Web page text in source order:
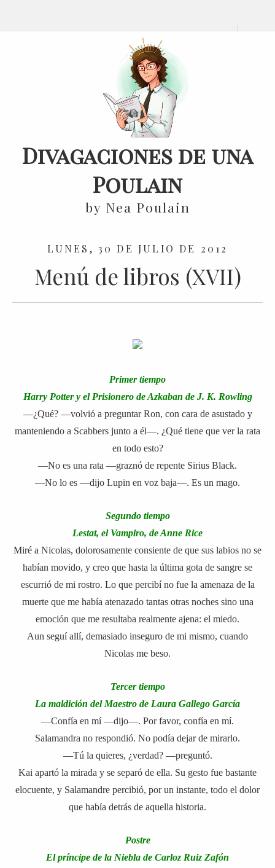
Divagaciones de una
Poulain
by Nea Poulain
LUNES, 30 DE JULIO DE 2012
Menú de libros (XVII)
Primer tiempo
Harry Potter y el Prisionero de Azkaban de J. K. Rowling
—¿Qué? —volvió a preguntar Ron, con cara de asustado y
manteniendo a Scabbers junto a él—. ¿Qué tiene que ver la rata
en todo esto?
—No es una rata —graznó de repente Sirius Black.
—No lo es —dijo Lupin en voz baja—. Es un mago.
Segundo tiempo
Lestat, el Vampiro, de Anne Rice
Miré a Nicolas, dolorosamente consiente de que sus labios no se
habían movido, y creo que hasta la última gota de sangre se
escurrió de mi rostro. Lo que percibí no fue la amenaza de la
muerte que me había atenazado tantas otras noches sino una
emoción que me resultaba realmente ajena: el miedo.
Aun seguí allí, demasiado inseguro de mi mismo, cuando
Nicolas me beso.
Tercer tiempo
La maldición del Maestro de Laura Gallego García
—Confía en mí —dijo—. Por favor, confía en mí.
Salamandra no respondió. No podía dejar de mirarlo.
—Tú la quieres, ¿verdad? —preguntó.
Kai apartó la mirada y se separó de ella. Su gesto fue bastante
elocuente, y Salamandre percibió, por un instante, todo el dolor
que había detrás de aquella historia.
Postre
El príncipe de la Niebla de Carloz Ruiz Zafón